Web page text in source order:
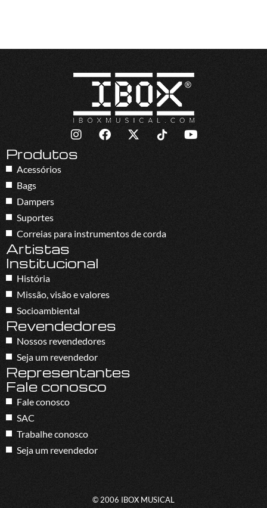
Produtos
Acessórios
Bags
Dampers
Suportes
Correias para instrumentos de corda
Artistas
Institucional
História
Missão, visão e valores
Socioambiental
Revendedores
Nossos revendedores
Seja um revendedor
Representantes
Fale conosco
Fale conosco
SAC
Trabalhe conosco
Seja um revendedor
© 2006 IBOX MUSICAL